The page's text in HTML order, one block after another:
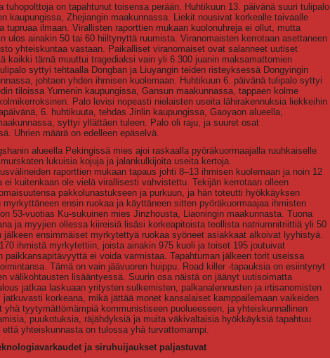
on tapahtunut toisensa perään. Huhtikuun 13. päivänä suuri tulipalo
kaupungissa, Zhejiangin maakunnassa. Liekit nousivat korkealle taivaalle
tupruaa ilmaan. Virallisten raporttien mukaan kuolonuhreja ei ollut, mutta
ulos ainakin 50 tai 60 hiiltynyttä ruumista. Viranomaisten kerrotaan asettaneen
yhteiskuntaa vastaan. Paikalliset viranomaiset ovat salanneet uutiset
kaikki tämä muuttui tragediaksi vain yli 6 300 juanin maksamattomien
syttyi tehtaalla Dongban ja Liuyangin teiden risteyksessä Dongyingin
johtaen yhden ihmisen kuolemaan. Huhtikuun 6. päivänä tulipalo syttyi
tiloissa Yumenin kaupungissa, Gansun maakunnassa, tappaen kolme
Palo levisi nopeasti nielaisten useita lähirakennuksia liekkeihin
6. huhtikuuta, tehdas Jinlin kaupungissa, Gaoyaon alueella,
syttyi yllättäen tuleen. Palo oli raju, ja suuret osat
Uhrien määrä on edelleen epäselvä.
alueella Pekingissä mies ajoi raskaalla pyöräkuormaajalla ruuhkaiselle
lukuisia kojuja ja jalankulkijoita useita kertoja.
raporttien mukaan tapaus johti 8–13 ihmisen kuolemaan ja noin 12
ei kuitenkaan ole vielä virallisesti vahvistettu. Tekijän kerrotaan olleen
pakkolunastukseen ja purkuun, ja hän toteutti hyökkäyksen
ensin ruokaa ja käyttäneen sitten pyöräkuormaajaa ihmisten
53-vuotias Ku-sukuinen mies Jinzhousta, Liaoningin maakunnasta. Tuona
ja myyjien ollessa kiireisiä lisäsi korkeapitoista teollista natriumnitriittiä yli 50
ensimmäiset myrkytettyä ruokaa syöneet asiakkaat alkoivat lyyhistyä.
ihmistä myrkytettiin, joista ainakin 975 kuoli ja toiset 195 joutuivat
paikkansapitävyyttä ei voida varmistaa. Tapahtuman jälkeen torit useissa
Tämä on vain jäävuoren huippu. Road killer -tapauksia on esiintynyt
välikohtausten lisääntyessä. Suurin osa näistä on jäänyt uutisoimatta
jatkaa laskuaan yritysten sulkemisten, palkanalennusten ja irtisanomisten
korkeana, mikä jättää monet kansalaiset kamppailemaan vaikeiden
tyytymättömämpiä kommunistiseen puolueeseen, ja yhteiskunnallinen
puukotuksia, räjähdyksiä ja muita väkivaltaisia hyökkäyksiä tapahtuu
yhteiskunnasta on tulossa yhä turvattomampi.
ja siruhuijaukset paljastuvat